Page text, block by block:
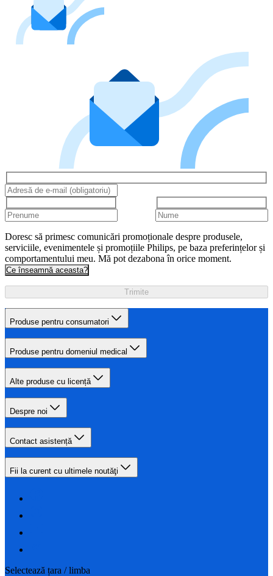
Doresc să primesc comunicări promoționale despre produsele,
serviciile, evenimentele și promoțiile Philips, pe baza preferințelor și
comportamentului meu. Mă pot dezabona în orice moment.
Ce înseamnă aceasta?
Trimite
Produse pentru consumatori
Produse pentru domeniul medical
Alte produse cu licență
Despre noi
Contact asistență
Fii la curent cu ultimele noutăţi
Selectează țara / limba